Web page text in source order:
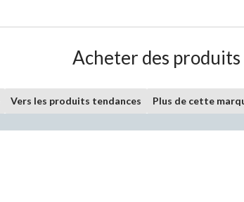
Acheter des produits
Vers les produits tendances Plus de cette